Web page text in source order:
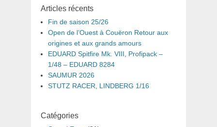
Articles récents
Fin de saison 25/26
Open de l’Ouest à Couëron Retour aux
origines et aux grands amours
EDUARD Spitfire Mk. VIII, Profipack –
1/48 – EDUARD 8284
SAUMUR 2026
STUTZ RACER, LINDBERG 1/16
Catégories